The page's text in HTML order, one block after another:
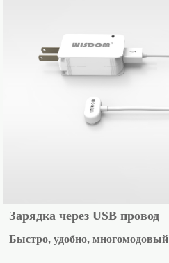
Зарядка через USB провод
Быстро, удобно, многомодовый